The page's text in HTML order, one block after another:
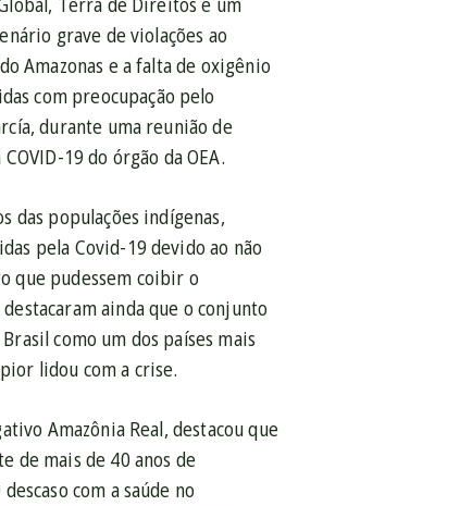
grave de violações ao
Amazonas e a falta de oxigênio
com preocupação pelo
durante uma reunião de
19 do órgão da OEA.
das populações indígenas,
pela Covid-19 devido ao não
que pudessem coibir o
ainda que o conjunto
como um dos países mais
lidou com a crise.
Amazônia Real, destacou que
de mais de 40 anos de
com a saúde no